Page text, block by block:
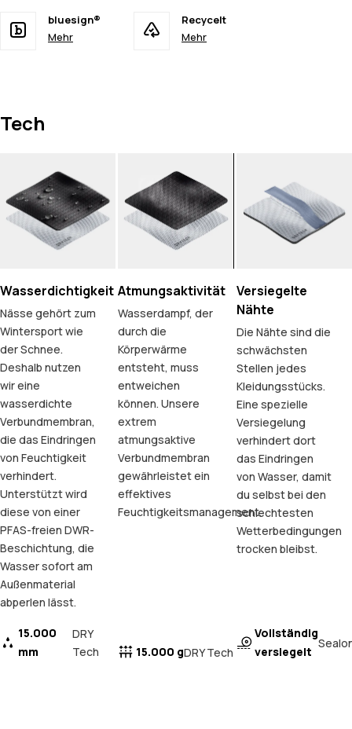
bluesign®
Mehr
Recycelt
Mehr
Tech
Wasserdichtigkeit
Nässe gehört zum
Wintersport wie
der Schnee.
Deshalb nutzen
wir eine
wasserdichte
Verbundmembran,
die das Eindringen
von Feuchtigkeit
verhindert.
Unterstützt wird
diese von einer
PFAS-freien DWR-
Beschichtung, die
Wasser sofort am
Außenmaterial
abperlen lässt.
15.000
mm
DRY
Tech
Atmungsaktivität
Wasserdampf, der
durch die
Körperwärme
entsteht, muss
entweichen
können. Unsere
extrem
atmungsaktive
Verbundmembran
gewährleistet ein
effektives
Feuchtigkeitsmanagement.
15.000 gDRY Tech
Versiegelte
Nähte
Die Nähte sind die
schwächsten
Stellen jedes
Kleidungsstücks.
Eine spezielle
Versiegelung
verhindert dort
das Eindringen
von Wasser, damit
du selbst bei den
schlechtesten
Wetterbedingungen
trocken bleibst.
Vollständig
versiegelt